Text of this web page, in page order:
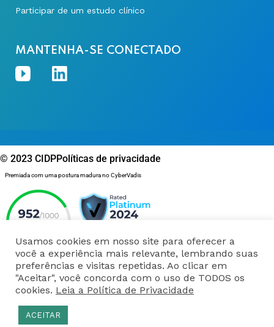
Participar de um estudo clínico
MANTENHA-SE CONECTADO
© 2023 CIDPPolíticas de privacidade
Premiada com uma postura madura no CyberVadis
Usamos cookies em nosso site para oferecer a
você a experiência mais relevante, lembrando suas
preferências e visitas repetidas. Ao clicar em
"Aceitar", você concorda com o uso de TODOS os
cookies. Leia a Política de Privacidade
ACEITAR